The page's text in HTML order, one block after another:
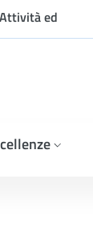
ed